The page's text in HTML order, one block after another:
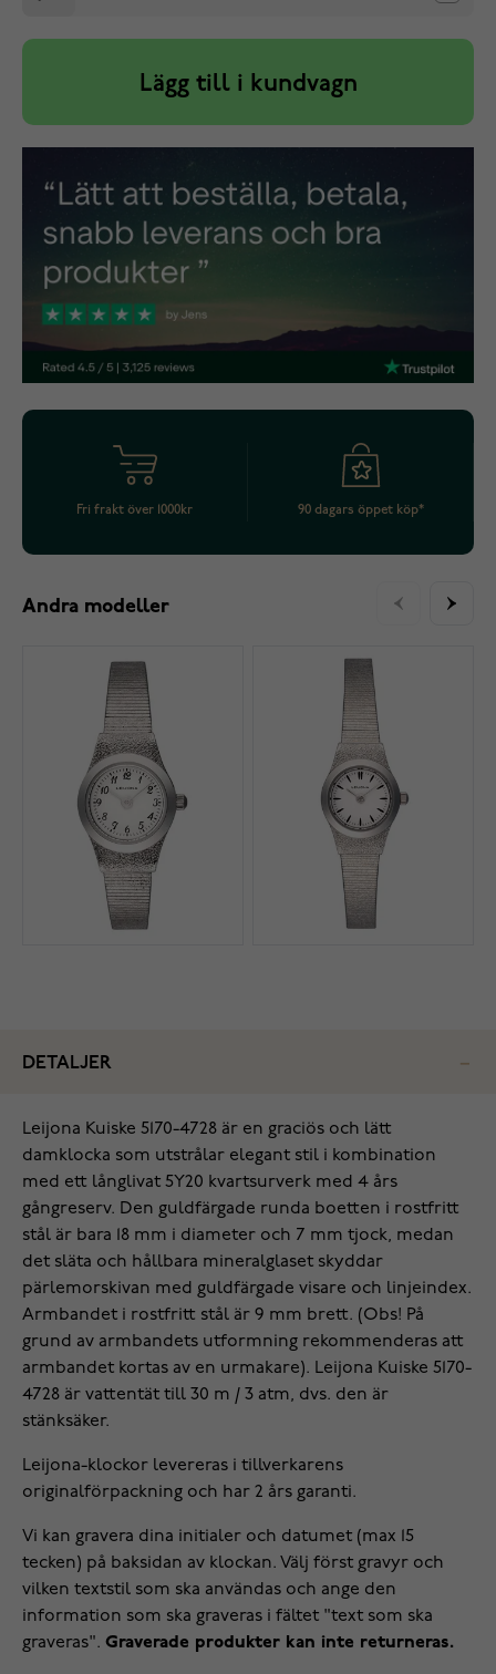
Lägg till i kundvagn
Fri frakt över 1000kr 90 dagars öppet köp*
Andra modeller
DETALJER
Leijona Kuiske 5170-4728 är en graciös och lätt
damklocka som utstrålar elegant stil i kombination
med ett långlivat 5Y20 kvartsurverk med 4 års
gångreserv. Den guldfärgade runda boetten i rostfritt
stål är bara 18 mm i diameter och 7 mm tjock, medan
det släta och hållbara mineralglaset skyddar
pärlemorskivan med guldfärgade visare och linjeindex.
Armbandet i rostfritt stål är 9 mm brett. (Obs! På
grund av armbandets utformning rekommenderas att
armbandet kortas av en urmakare). Leijona Kuiske 5170-
4728 är vattentät till 30 m / 3 atm, dvs. den är
stänksäker.
Leijona-klockor levereras i tillverkarens
originalförpackning och har 2 års garanti.
Vi kan gravera dina initialer och datumet (max 15
tecken) på baksidan av klockan. Välj först gravyr och
vilken textstil som ska användas och ange den
information som ska graveras i fältet "text som ska
graveras". Graverade produkter kan inte returneras.